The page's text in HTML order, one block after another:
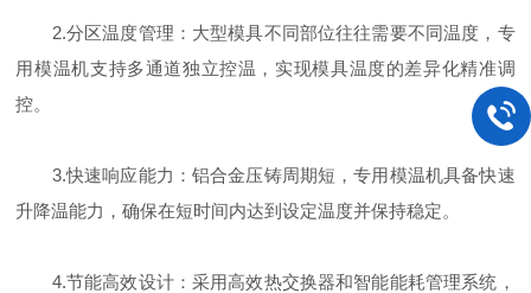
2.分区温度管理：大型模具不同部位往往需要不同温度，专
用模温机支持多通道独立控温，实现模具温度的差异化精准调
控。
3.快速响应能力：铝合金压铸周期短，专用模温机具备快速
升降温能力，确保在短时间内达到设定温度并保持稳定。
4.节能高效设计：采用高效热交换器和智能能耗管理系统，